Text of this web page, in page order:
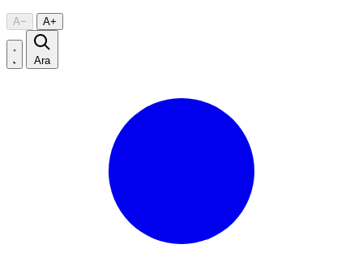
A− A+
Ara